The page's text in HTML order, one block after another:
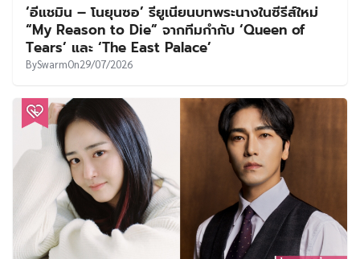
‘อีแชมิน – โนยุนซอ’ รียูเนียนบทพระนางในซีรีส์ใหม่
“My Reason to Die” จากทีมกำกับ ‘Queen of
Tears’ และ ‘The East Palace’
BySwarmOn29/07/2026